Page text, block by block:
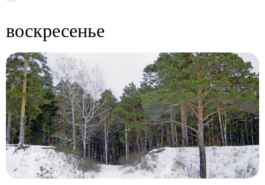
воскресенье